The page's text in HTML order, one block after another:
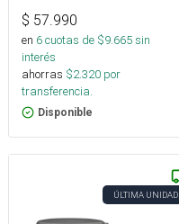
$ 57.990
en 6cuotas de $9.665sin
interés
ahorras $2.320 por
transferencia.
Disponible
ÚLTIMA UNIDAD